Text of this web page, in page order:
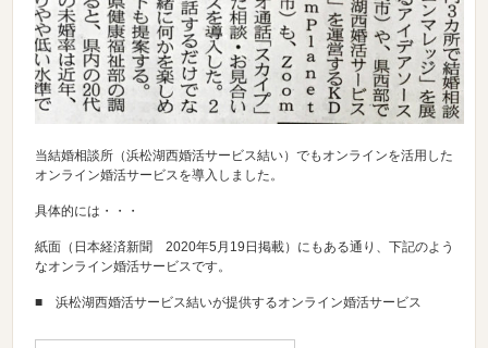
当結婚相談所（浜松湖西婚活サービス結い）でもオンラインを活用した
オンライン婚活サービスを導入しました。
具体的には・・・
紙面（日本経済新聞 2020年5月19日掲載）にもある通り、下記のよう
なオンライン婚活サービスです。
■ 浜松湖西婚活サービス結いが提供するオンライン婚活サービス